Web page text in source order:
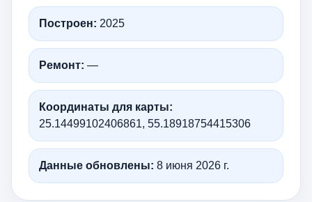
Построен: 2025
Ремонт: —
Координаты для карты:
25.14499102406861, 55.18918754415306
Данные обновлены: 8 июня 2026 г.